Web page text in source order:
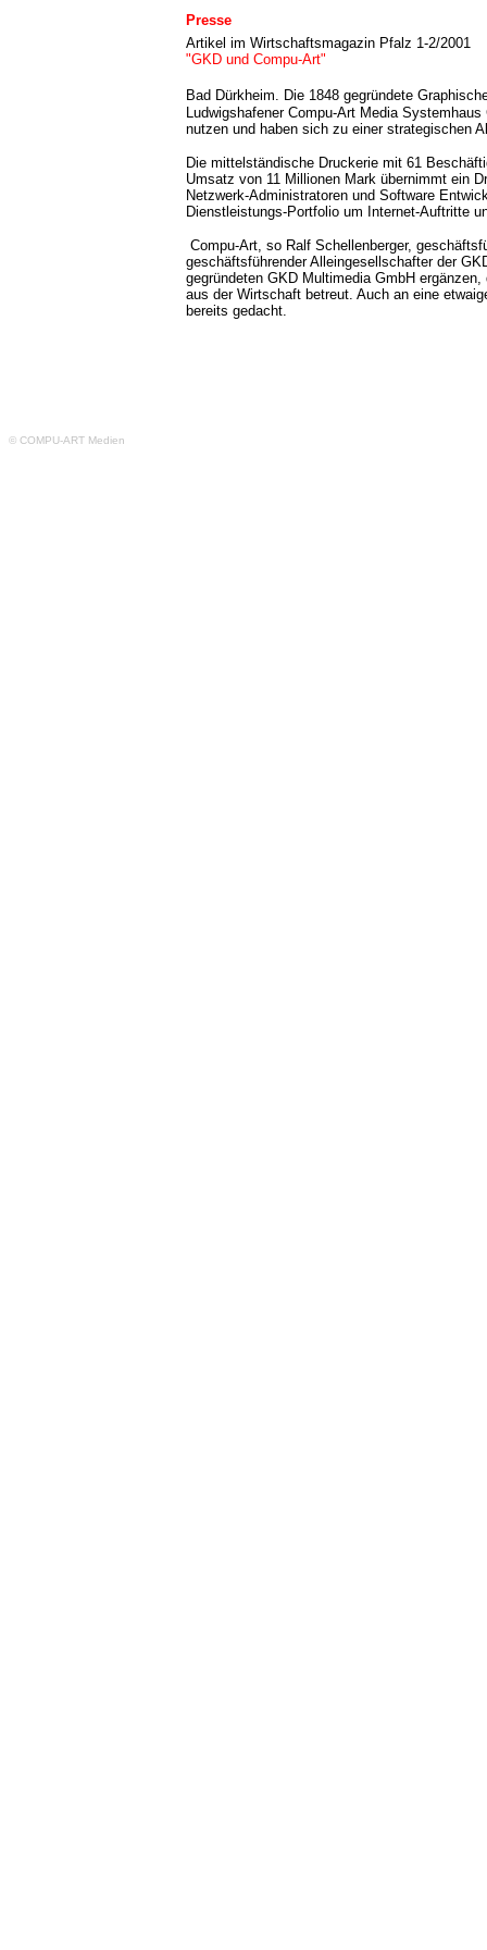
Presse
Artikel im Wirtschaftsmagazin Pfalz 1-2/2001
"GKD und Compu-Art"
Bad Dürkheim. Die 1848 gegründete
Ludwigshafener Compu-Art Media
nutzen und haben sich zu einer strategischen
Die mittelständische Druckerie mit 61
Umsatz von 11 Millionen Mark übernimmt ein
Netzwerk-Administratoren und Software
Dienstleistungs-Portfolio um Internet-Auftritte
Compu-Art, so Ralf Schellenberger,
geschäftsführender Alleingesellschafter der
gegründeten GKD Multimedia GmbH
aus der Wirtschaft betreut. Auch an eine
bereits gedacht.
© COMPU-ART Medien